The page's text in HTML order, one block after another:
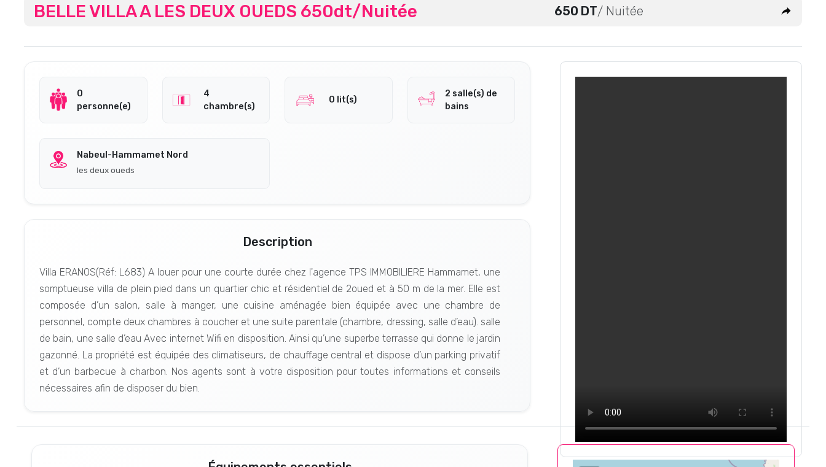
BELLE VILLA A LES DEUX OUEDS 650dt/Nuitée 650 DT/ Nuitée
0
personne(e)
4
chambre(s)
0 lit(s)
2 salle(s) de
bains
Nabeul-Hammamet Nord
les deux oueds
Description
Villa ERANOS(Réf: L683) A louer pour une courte durée chez l'agence TPS IMMOBILIERE Hammamet, une
somptueuse villa de plein pied dans un quartier chic et résidentiel de 2oued et à 50 m de la mer. Elle est
composée d’un salon, salle à manger, une cuisine aménagée bien équipée avec une chambre de
personnel, compte deux chambres à coucher et une suite parentale (chambre, dressing, salle d’eau). salle
de bain, une salle d’eau Avec internet Wifi en disposition. Ainsi qu’une superbe terrasse qui donne le jardin
gazonné. La propriété est équipée des climatiseurs, de chauffage central et dispose d’un parking privatif
et d’un barbecue à charbon. Nos agents sont à votre disposition pour toutes informations et conseils
nécessaires afin de disposer du bien.